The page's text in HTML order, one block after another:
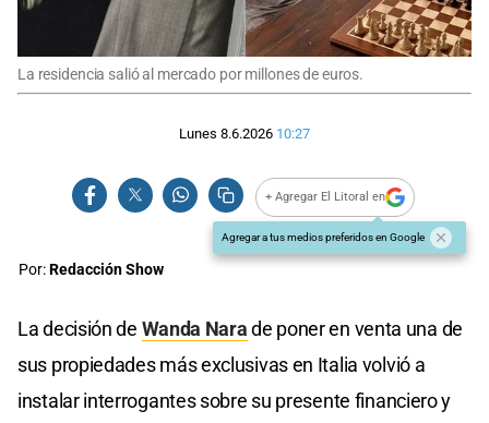
La residencia salió al mercado por millones de euros.
Lunes 8.6.2026 10:27
+ Agregar El Litoral en
Agregar a tus medios preferidos en Google
Por:Redacción Show
La decisión de Wanda Narade poner en venta una de
sus propiedades más exclusivas en Italia volvió a
instalar interrogantes sobre su presente financiero y